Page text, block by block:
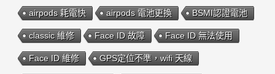
airpods 耗電快 airpods 電池更換 BSMI認證電池
classic 維修 Face ID 故障 Face ID 無法使用
Face ID 維修 GPS定位不準，wifi 天線